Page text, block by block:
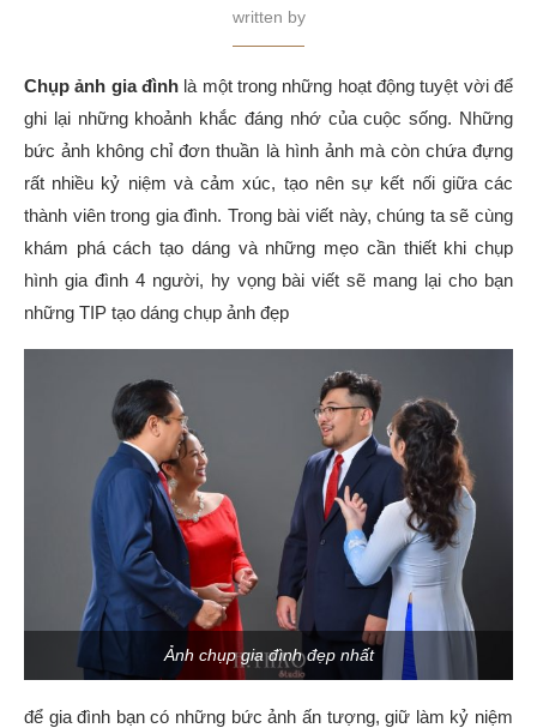
written by
Chụp ảnh gia đình là một trong những hoạt động tuyệt vời để
ghi lại những khoảnh khắc đáng nhớ của cuộc sống. Những
bức ảnh không chỉ đơn thuần là hình ảnh mà còn chứa đựng
rất nhiều kỷ niệm và cảm xúc, tạo nên sự kết nối giữa các
thành viên trong gia đình. Trong bài viết này, chúng ta sẽ cùng
khám phá cách tạo dáng và những mẹo cần thiết khi chụp
hình gia đình 4 người, hy vọng bài viết sẽ mang lại cho bạn
những TIP tạo dáng chụp ảnh đẹp
Ảnh chụp gia đình đẹp nhất
để gia đình bạn có những bức ảnh ấn tượng, giữ làm kỷ niệm